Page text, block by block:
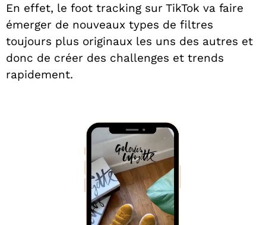
En effet, le foot tracking sur TikTok va faire
émerger de nouveaux types de filtres
toujours plus originaux les uns des autres et
donc de créer des challenges et trends
rapidement.